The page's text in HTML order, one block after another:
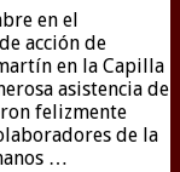
en el
acción de
en la Capilla
asistencia de
felizmente
de la
…